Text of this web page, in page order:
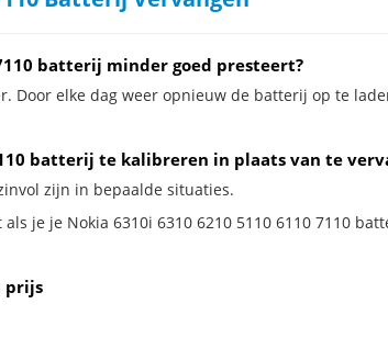
batterij minder goed presteert?
Door elke dag weer opnieuw de batterij op te
batterij te kalibreren in plaats van te
zijn in bepaalde situaties.
je je Nokia 6310i 6310 6210 5110 6110 7110
prijs